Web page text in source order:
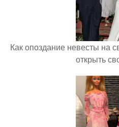
Как опоздание невесты на
открыть